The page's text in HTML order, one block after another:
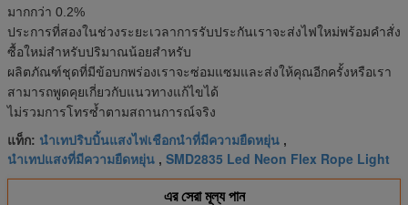
มากกว่า 0.2%
ประการที่สองในช่วงระยะเวลาการรับประกันเราจะส่งไฟใหม่พร้อมคำสั่ง
ซื้อใหม่สำหรับปริมาณน้อยสำหรับ
ผลิตภัณฑ์ชุดที่มีข้อบกพร่องเราจะซ่อมแซมและส่งให้คุณอีกครั้งหรือเรา
สามารถพูดคุยเกี่ยวกับแนวทางแก้ไขได้
ไม่รวมการโทรซ้ำตามสถานการณ์จริง
แท็ก: นำเทปริบบิ้นแสงไฟเชือกนำที่มีความยืดหยุ่น ,
นำเทปแสงที่มีความยืดหยุ่น , SMD2835 Led Neon Flex Rope Light
এর সেরা মূল্য পান